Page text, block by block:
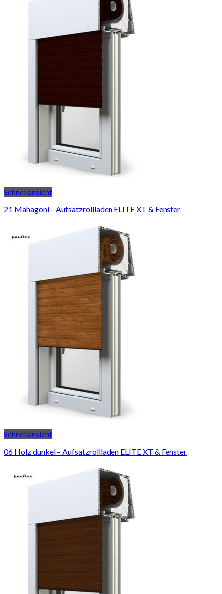
Schnellansicht
21 Mahagoni – Aufsatzrollladen ELITE XT & Fenster
Schnellansicht
06 Holz dunkel – Aufsatzrollladen ELITE XT & Fenster